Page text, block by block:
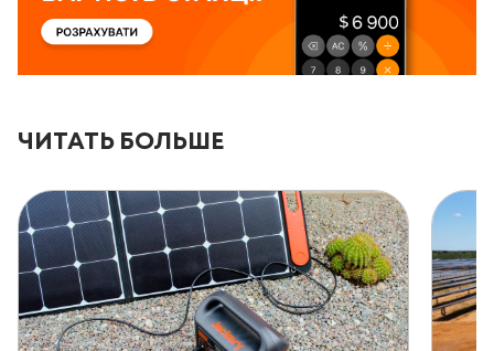
ЧИТАТЬ БОЛЬШЕ